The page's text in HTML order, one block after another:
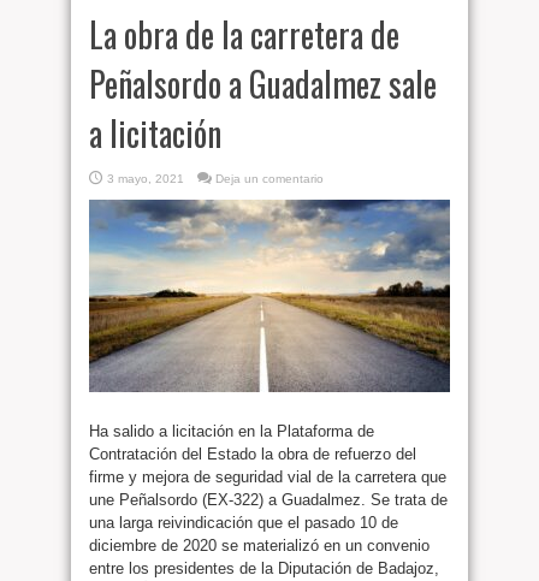
La obra de la carretera de
Peñalsordo a Guadalmez sale
a licitación
3 mayo, 2021 Deja un comentario
Ha salido a licitación en la Plataforma de
Contratación del Estado la obra de refuerzo del
firme y mejora de seguridad vial de la carretera que
une Peñalsordo (EX-322) a Guadalmez. Se trata de
una larga reivindicación que el pasado 10 de
diciembre de 2020 se materializó en un convenio
entre los presidentes de la Diputación de Badajoz,